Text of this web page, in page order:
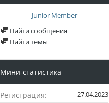
Junior Member
Найти сообщения
Найти темы
Мини-статистика
Регистрация 27.04.2023